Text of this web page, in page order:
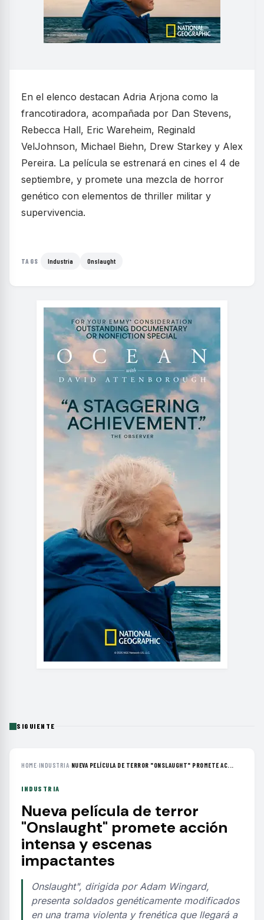
En el elenco destacan Adria Arjona como la
francotiradora, acompañada por Dan Stevens,
Rebecca Hall, Eric Wareheim, Reginald
VelJohnson, Michael Biehn, Drew Starkey y Alex
Pereira. La película se estrenará en cines el 4 de
septiembre, y promete una mezcla de horror
genético con elementos de thriller militar y
supervivencia.
TAGS Industria Onslaught
SIGUIENTE
HOME›INDUSTRIA› NUEVA PELÍCULA DE TERROR "ONSLAUGHT" PROMETE AC...
INDUSTRIA
Nueva película de terror
"Onslaught" promete acción
intensa y escenas
impactantes
Onslaught", dirigida por Adam Wingard,
presenta soldados genéticamente modificados
en una trama violenta y frenética que llegará a